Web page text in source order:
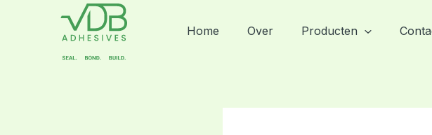
Home Over Producten